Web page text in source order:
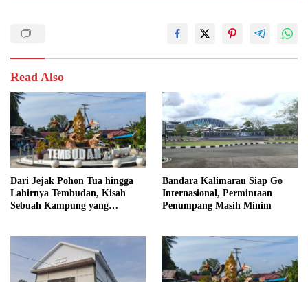
Read Also
Dari Jejak Pohon Tua hingga
Lahirnya Tembudan, Kisah
Sebuah Kampung yang
Bandara Kalimarau Siap Go
Internasional, Permintaan
Penumpang Masih Minim